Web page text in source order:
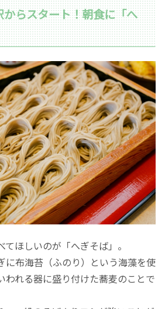
らスタート！朝食に「へ
ほしいのが「へぎそば」。
に布海苔（ふのり）という海藻を使
われる器に盛り付けた蕎麦のことで